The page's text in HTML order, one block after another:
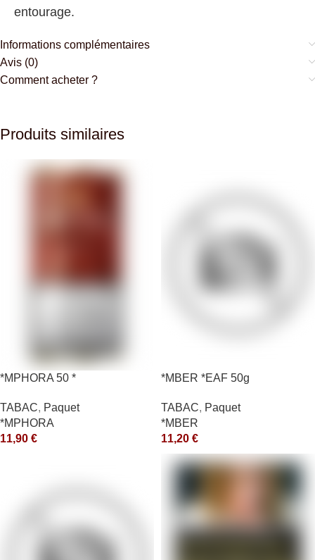
entourage.
Informations complémentaires
Avis (0)
Comment acheter ?
Produits similaires
*MPHORA 50 *
TABAC, Paquet
*MPHORA
11,90 €
*MBER *EAF 50g
TABAC, Paquet
*MBER
11,20 €